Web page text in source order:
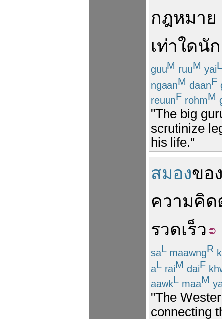
กฎหมาย
เท่าใดนัก
guuM ruuM yaiL
ngaanM daanF
reuunF rohmM
"The big
scrutinize
his life."
สมองของ
ความคิด
รวดเร็ว
saL maawngR
aL raiM daiF
aawkL maaM
"The
connecting